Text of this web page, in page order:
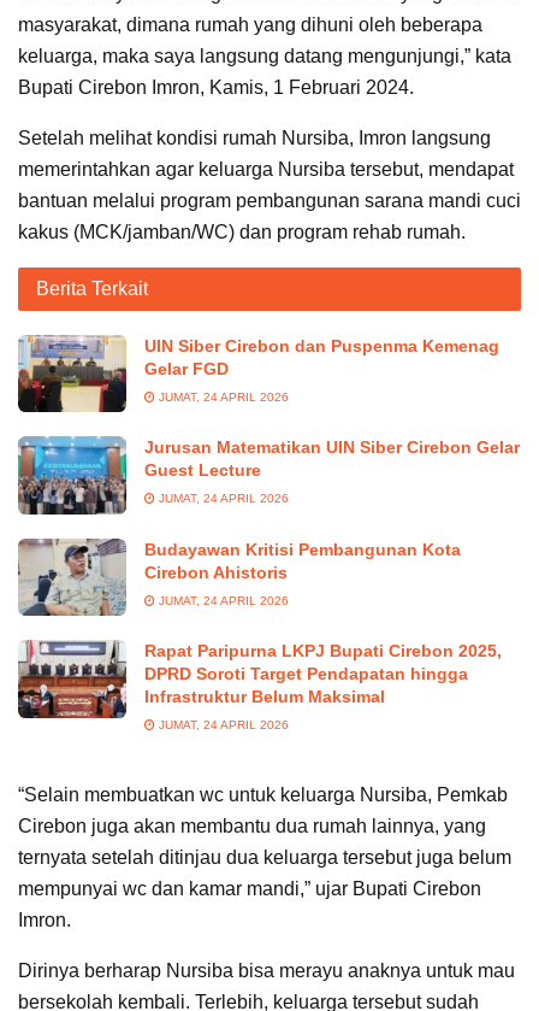
masyarakat, dimana rumah yang dihuni oleh beberapa
keluarga, maka saya langsung datang mengunjungi,” kata
Bupati Cirebon Imron, Kamis, 1 Februari 2024.
Setelah melihat kondisi rumah Nursiba, Imron langsung
memerintahkan agar keluarga Nursiba tersebut, mendapat
bantuan melalui program pembangunan sarana mandi cuci
kakus (MCK/jamban/WC) dan program rehab rumah.
Berita Terkait
UIN Siber Cirebon dan Puspenma Kemenag
Gelar FGD
JUMAT, 24 APRIL 2026
Jurusan Matematikan UIN Siber Cirebon Gelar
Guest Lecture
JUMAT, 24 APRIL 2026
Budayawan Kritisi Pembangunan Kota
Cirebon Ahistoris
JUMAT, 24 APRIL 2026
Rapat Paripurna LKPJ Bupati Cirebon 2025,
DPRD Soroti Target Pendapatan hingga
Infrastruktur Belum Maksimal
JUMAT, 24 APRIL 2026
“Selain membuatkan wc untuk keluarga Nursiba, Pemkab
Cirebon juga akan membantu dua rumah lainnya, yang
ternyata setelah ditinjau dua keluarga tersebut juga belum
mempunyai wc dan kamar mandi,” ujar Bupati Cirebon
Imron.
Dirinya berharap Nursiba bisa merayu anaknya untuk mau
bersekolah kembali. Terlebih, keluarga tersebut sudah